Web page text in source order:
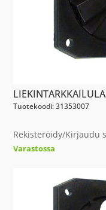
Tuotekoodi: 31353007
Rekisteröidy/Kirjaudu
Varastossa